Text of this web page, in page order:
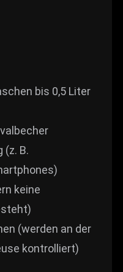
bis 0,5 Liter
(z. B.
keine
(werden an der
kontrolliert)